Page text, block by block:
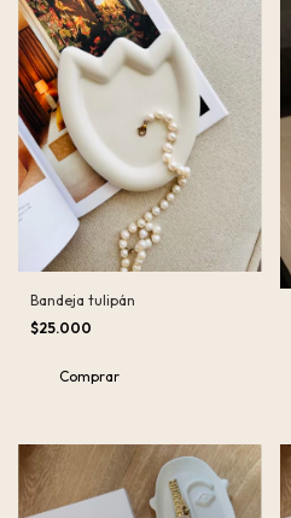
Bandeja tulipán
$25.000
Comprar